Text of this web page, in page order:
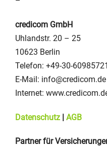
credicom GmbH
Uhlandstr. 20 – 25
10623 Berlin
Telefon: +49-30-60985721
E-Mail: info@credicom.de
Internet:
Datenschutz | AGB
Partner für